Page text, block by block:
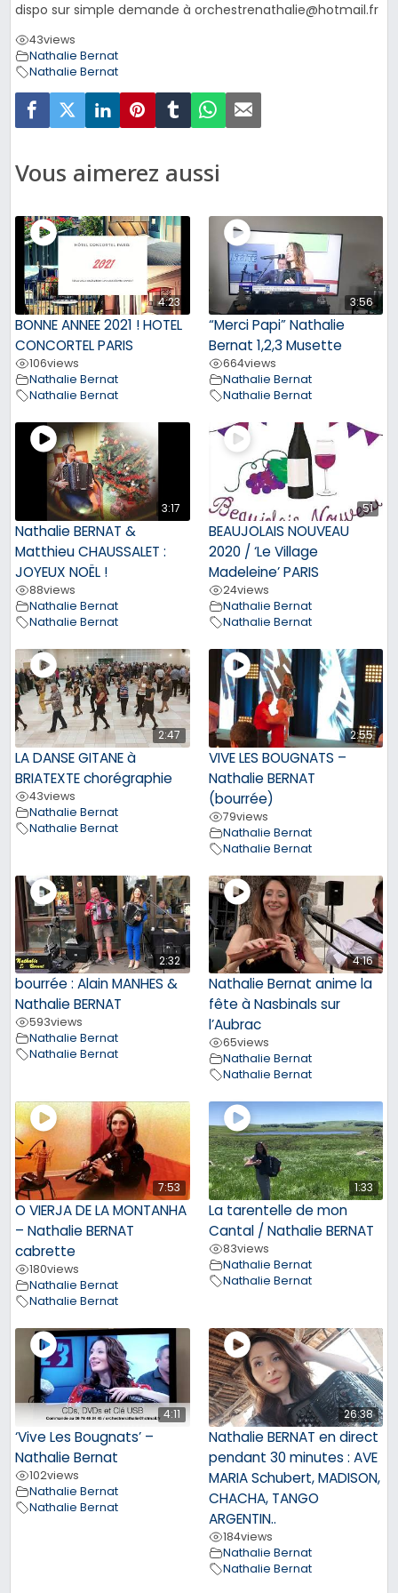
dispo sur simple demande à orchestrenathalie@hotmail.fr
43views
Nathalie Bernat
Nathalie Bernat
Vous aimerez aussi
4:23
BONNE ANNEE 2021 ! HOTEL
CONCORTEL PARIS
106views
Nathalie Bernat
Nathalie Bernat
3:56
“Merci Papi” Nathalie
Bernat 1,2,3 Musette
664views
Nathalie Bernat
Nathalie Bernat
3:17
Nathalie BERNAT &
Matthieu CHAUSSALET :
JOYEUX NOËL !
88views
Nathalie Bernat
Nathalie Bernat
51
BEAUJOLAIS NOUVEAU
2020 / ‘Le Village
Madeleine’ PARIS
24views
Nathalie Bernat
Nathalie Bernat
2:47
LA DANSE GITANE à
BRIATEXTE chorégraphie
43views
Nathalie Bernat
Nathalie Bernat
2:55
VIVE LES BOUGNATS –
Nathalie BERNAT
(bourrée)
79views
Nathalie Bernat
Nathalie Bernat
2:32
bourrée : Alain MANHES &
Nathalie BERNAT
593views
Nathalie Bernat
Nathalie Bernat
4:16
Nathalie Bernat anime la
fête à Nasbinals sur
l’Aubrac
65views
Nathalie Bernat
Nathalie Bernat
7:53
O VIERJA DE LA MONTANHA
– Nathalie BERNAT
cabrette
180views
Nathalie Bernat
Nathalie Bernat
1:33
La tarentelle de mon
Cantal / Nathalie BERNAT
83views
Nathalie Bernat
Nathalie Bernat
4:11
‘Vive Les Bougnats’ –
Nathalie Bernat
102views
Nathalie Bernat
Nathalie Bernat
26:38
Nathalie BERNAT en direct
pendant 30 minutes : AVE
MARIA Schubert, MADISON,
CHACHA, TANGO
ARGENTIN..
184views
Nathalie Bernat
Nathalie Bernat